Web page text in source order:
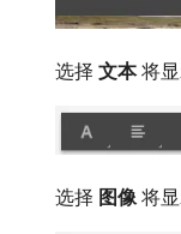
选择​ 文本将显
选择​ 图像将显